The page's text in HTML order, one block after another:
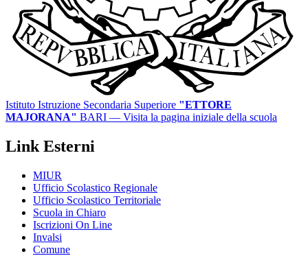
Istituto Istruzione Secondaria Superiore "ETTORE
MAJORANA" BARI — Visita la pagina iniziale della scuola
Link Esterni
MIUR
Ufficio Scolastico Regionale
Ufficio Scolastico Territoriale
Scuola in Chiaro
Iscrizioni On Line
Invalsi
Comune